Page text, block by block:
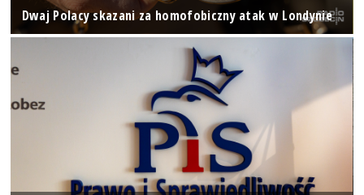
Dwaj Polacy skazani za homofobiczny atak w Londynie